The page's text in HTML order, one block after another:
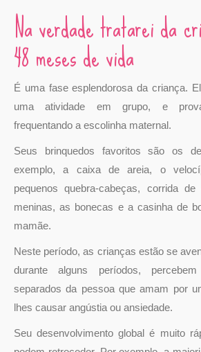
Na verdade tratarei da
48 meses de vida
É uma fase esplendorosa da criança.
uma atividade em grupo, e
frequentando a escolinha maternal.
Seus brinquedos favoritos são os
exemplo, a caixa de areia, o
pequenos quebra-cabeças, corrida
meninas, as bonecas e a casinha de
mamãe.
Neste período, as crianças estão se
durante alguns períodos,
separados da pessoa que amam por
lhes causar angústia ou ansiedade.
Seu desenvolvimento global é muito